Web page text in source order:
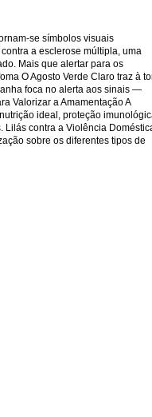
se símbolos visuais
a esclerose múltipla, uma
Mais que alertar para os
O Agosto Verde Claro traz à
foca no alerta aos sinais —
Valorizar a Amamentação A
ideal, proteção
Lilás contra a Violência
sobre os diferentes tipos de